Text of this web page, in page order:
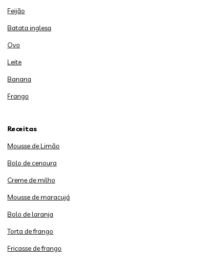
Feijão
Batata inglesa
Ovo
Leite
Banana
Frango
Receitas
Mousse de Limão
Bolo de cenoura
Creme de milho
Mousse de maracujá
Bolo de laranja
Torta de frango
Fricasse de frango